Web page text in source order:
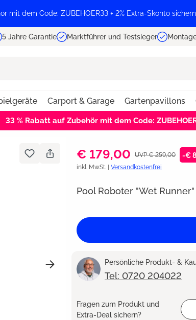
mit dem Code: ZUBEHOER33 + 2% Extra-Skonto
5 Jahre Garantie Marktführer und Testsieger
Carport & Garage Gartenpavillons
33 % Rabatt auf Zubehör mit dem Code:
€ 179,00 UVP € 259,00 -€
inkl. MwSt. | Versandkostenfrei
Pool Roboter "Wet Runner"
Persönliche Produkt- &
Tel: 0720 204022
Fragen zum Produkt und
Extra-Deal sichern?